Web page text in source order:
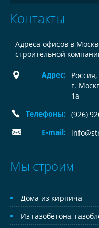
Контакты
Адреса офисов в
строительной
Адрес: Россия,
г.
1а
Телефоны:
(926)
E-mail:
Мы строим
Дома из кирпича
Из газобетона,